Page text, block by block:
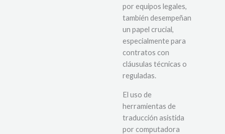
por equipos legales,
también desempeñan
un papel crucial,
especialmente para
contratos con
cláusulas técnicas o
reguladas.
El uso de
herramientas de
traducción asistida
por computadora